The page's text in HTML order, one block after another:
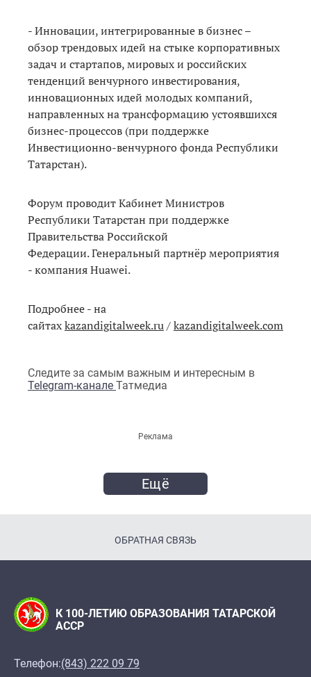
- Инновации, интегрированные в бизнес –
обзор трендовых идей на стыке корпоративных
задач и стартапов, мировых и российских
тенденций венчурного инвестирования,
инновационных идей молодых компаний,
направленных на трансформацию устоявшихся
бизнес-процессов (при поддержке
Инвестиционно-венчурного фонда Республики
Татарстан).
Форум проводит Кабинет Министров
Республики Татарстан при поддержке
Правительства Российской
Федерации. Генеральный партнёр мероприятия
- компания Huawei.
Подробнее - на
сайтахkazandigitalweek.ru/kazandigitalweek.com.
Следите за самым важным и интересным в
Telegram-канале Татмедиа
Реклама
Ещё
ОБРАТНАЯ СВЯЗЬ
К 100-ЛЕТИЮ ОБРАЗОВАНИЯ ТАТАРСКОЙ
АССР
Телефон:(843) 222 09 79